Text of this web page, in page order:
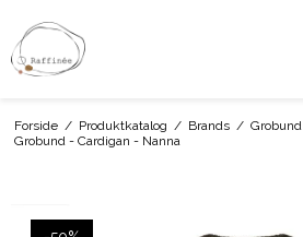
Forside / Produktkatalog / Brands / Grobund
Grobund - Cardigan - Nanna